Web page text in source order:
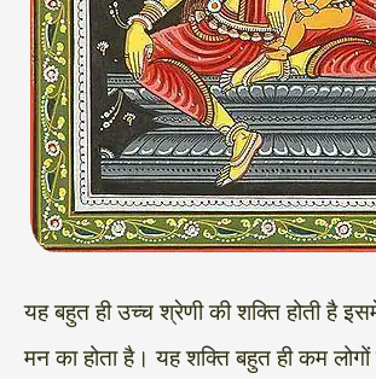
यह बहुत ही उच्च श्रेणी की शक्ति होती है
मन का होता है। यह शक्ति बहुत ही कम लोगों